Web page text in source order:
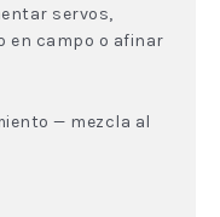
servos,
en campo o afinar
— mezcla al